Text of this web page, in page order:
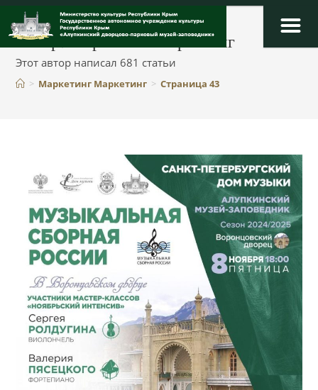
Перейти
содержимому
Автор:Маркетинг Маркетинг
Этот автор написал 681 статьи
> Маркетинг Маркетинг > Страница 43